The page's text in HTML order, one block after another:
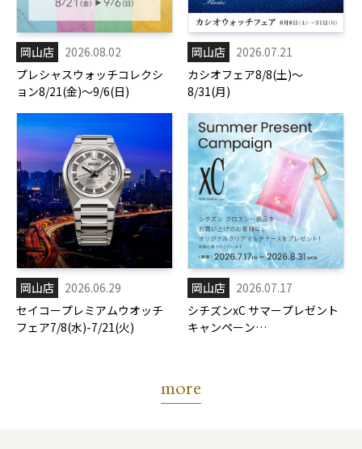
岡山店
2026.08.02
プレシャスウォッチコレクシ
ョン8/21(金)～9/6(日)
岡山店
2026.07.21
カシオフェア8/8(土)～
8/31(月)
岡山店
2026.06.29
セイコープレミアムウオッチ
フェア7/8(水)-7/21(火)
岡山店
2026.07.17
シチズンxC サマープレゼント
キャンペーン
more